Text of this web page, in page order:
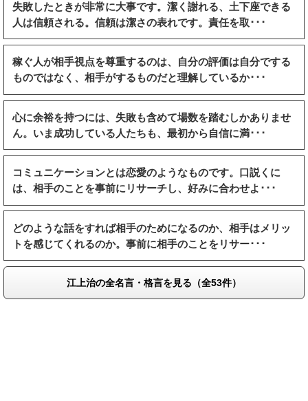
失敗したときが非常に大事です。潔く謝れる、土下座できる
人は信頼される。信頼は潔さの表れです。責任を取･･･
稼ぐ人が相手視点を尊重するのは、自分の評価は自分でする
ものではなく、相手がするものだと理解しているか･･･
心に余裕を持つには、失敗も含めて場数を踏むしかありませ
ん。いま成功している人たちも、最初から自信に満･･･
コミュニケーションとは恋愛のようなものです。口説くに
は、相手のことを事前にリサーチし、好みに合わせよ･･･
どのような話をすれば相手のためになるのか、相手はメリッ
トを感じてくれるのか。事前に相手のことをリサー･･･
江上治の全名言・格言を見る（全53件）